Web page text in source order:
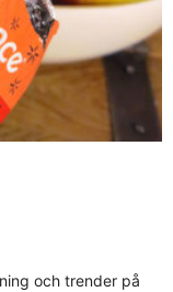
och trender på